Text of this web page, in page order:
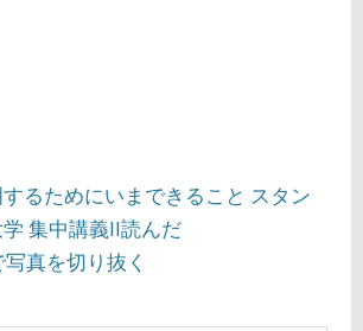
るためにいまできること スタン
集中講義II読んだ
真を切り抜く